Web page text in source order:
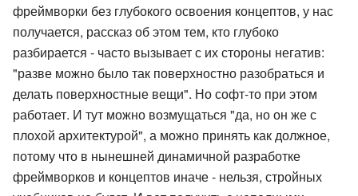
фреймворки без глубокого освоения концептов, у нас
получается, рассказ об этом тем, кто глубоко
разбирается - часто вызывает с их стороны негатив:
"разве можно было так поверхностно разобраться и
делать поверхностные вещи". Но софт-то при этом
работает. И тут можно возмущаться "да, но он же с
плохой архитектурой", а можно принять как должное,
потому что в нынешней динамичной разработке
фреймворков и концептов иначе - нельзя, стройных